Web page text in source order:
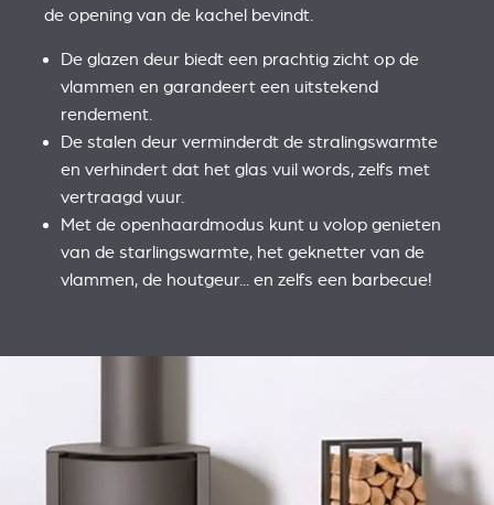
de opening van de kachel bevindt.
De glazen deur biedt een prachtig zicht op de
vlammen en garandeert een uitstekend
rendement.
De stalen deur verminderdt de stralingswarmte
en verhindert dat het glas vuil words, zelfs met
vertraagd vuur.
Met de openhaardmodus kunt u volop genieten
van de starlingswarmte, het geknetter van de
vlammen, de houtgeur... en zelfs een barbecue!